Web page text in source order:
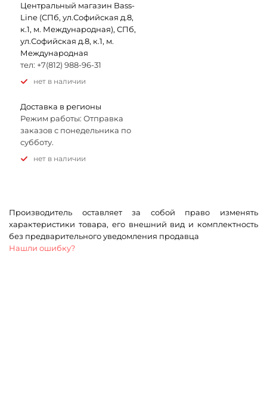
Центральный магазин Bass-
Line (СПб, ул.Софийская д.8,
к.1, м. Международная), СПб,
ул.Софийская д.8, к.1, м.
Международная
тел: +7(812) 988-96-31
Нет в наличии
Доставка в регионы
Режим работы: Отправка
заказов с понедельника по
субботу.
Нет в наличии
Производитель оставляет за собой право изменять
характеристики товара, его внешний вид и комплектность
без предварительного уведомления продавца
Нашли ошибку?